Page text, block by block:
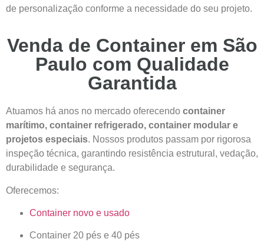
de personalização conforme a necessidade do seu projeto.
Venda de Container em São
Paulo com Qualidade
Garantida
Atuamos há anos no mercado oferecendo container
marítimo, container refrigerado, container modular e
projetos especiais. Nossos produtos passam por rigorosa
inspeção técnica, garantindo resistência estrutural, vedação,
durabilidade e segurança.
Oferecemos:
Container novo e usado
Container 20 pés e 40 pés